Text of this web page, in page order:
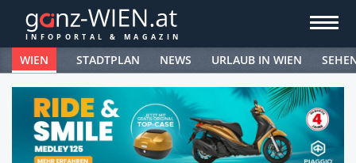
WIEN STADTPLAN NEWS URLAUB IN WIEN